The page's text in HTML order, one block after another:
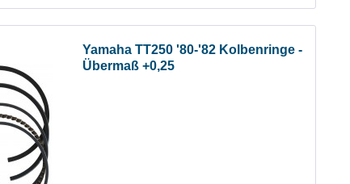
Yamaha TT250 '80-'82 Kolbenringe -
Übermaß +0,25